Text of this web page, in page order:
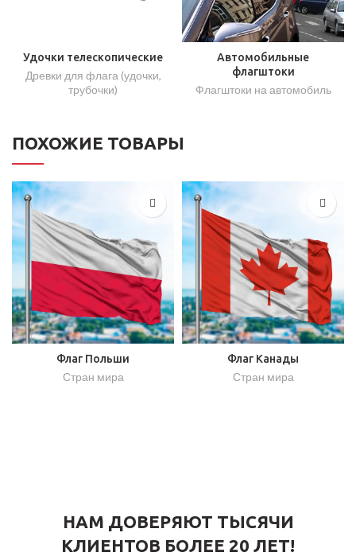
Удочки телескопические
Древки для флага (удочки,
трубочки)
Автомобильные
флагштоки
Флагштоки на автомобиль
ПОХОЖИЕ ТОВАРЫ
Флаг Польши
Стран мира
Флаг Канады
Стран мира
НАМ ДОВЕРЯЮТ ТЫСЯЧИ
КЛИЕНТОВ БОЛЕЕ 20 ЛЕТ!